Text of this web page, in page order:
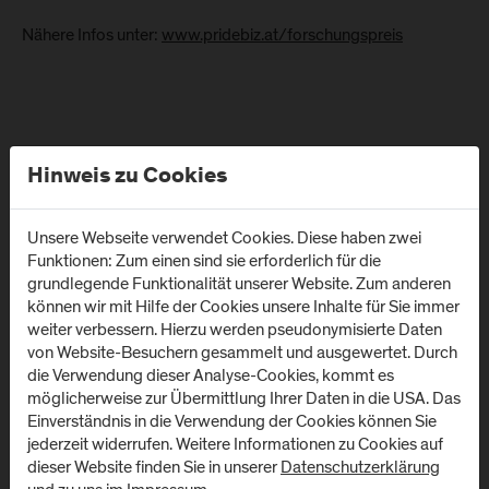
Nähere Infos unter: www.pridebiz.at/forschungspreis
Standorte
Campus Urstein/
Campus Kuchl
Hinweis zu Cookies
Unsere Webseite verwendet Cookies. Diese haben zwei
Funktionen: Zum einen sind sie erforderlich für die
grundlegende Funktionalität unserer Website. Zum anderen
können wir mit Hilfe der Cookies unsere Inhalte für Sie immer
weiter verbessern. Hierzu werden pseudonymisierte Daten
von Website-Besuchern gesammelt und ausgewertet. Durch
die Verwendung dieser Analyse-Cookies, kommt es
möglicherweise zur Übermittlung Ihrer Daten in die USA. Das
Einverständnis in die Verwendung der Cookies können Sie
jederzeit widerrufen. Weitere Informationen zu Cookies auf
dieser Website finden Sie in unsererDatenschutzerklärung